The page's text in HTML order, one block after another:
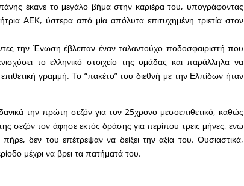
έκανε το μεγάλο βήμα στην καριέρα του, υπογράφοντας
ΑΕΚ, ύστερα από μία απόλυτα επιτυχημένη τριετία στον
την Ένωση έβλεπαν έναν ταλαντούχο ποδοσφαιριστή που
το ελληνικό στοιχείο της ομάδας και παράλληλα να
επιθετική γραμμή. Το “πακέτο” του διεθνή με την Ελπίδων ήταν
την πρώτη σεζόν για τον 25χρονο μεσοεπιθετικό, καθώς
σεζόν τον άφησε εκτός δράσης για περίπου τρεις μήνες, ενώ
πήρε, δεν του επέτρεψαν να δείξει την αξία του. Ουσιαστικά,
μέχρι να βρει τα πατήματά του.